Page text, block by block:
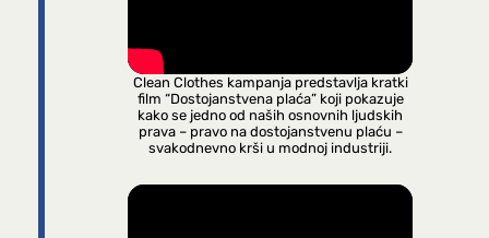
Clean Clothes kampanja predstavlja kratki
film “Dostojanstvena plaća” koji pokazuje
kako se jedno od naših osnovnih ljudskih
prava – pravo na dostojanstvenu plaću –
svakodnevno krši u modnoj industriji.